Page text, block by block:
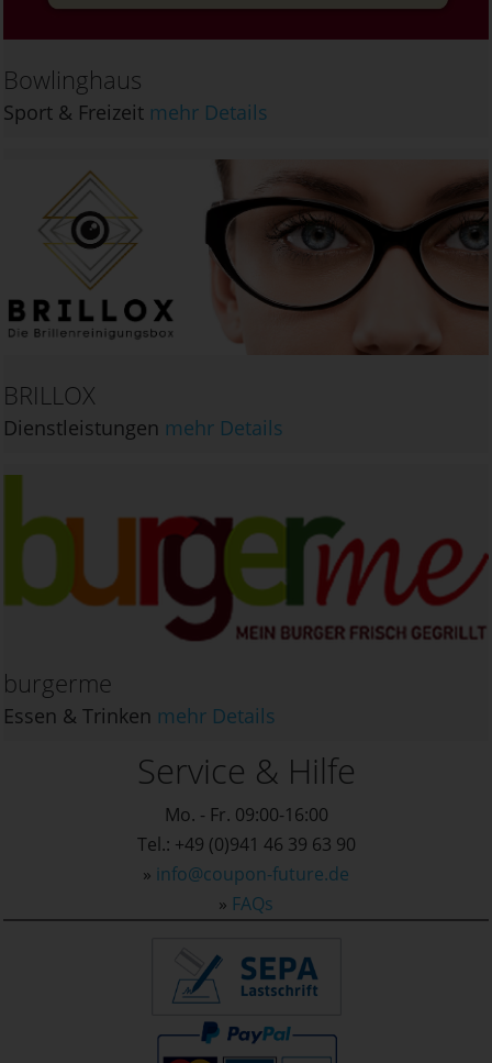
Bowlinghaus
Sport & Freizeit mehr Details
BRILLOX
Dienstleistungen mehr Details
burgerme
Essen & Trinken mehr Details
Service & Hilfe
Mo. - Fr. 09:00-16:00
Tel.: +49 (0)941 46 39 63 90
» info@coupon-future.de
» FAQs